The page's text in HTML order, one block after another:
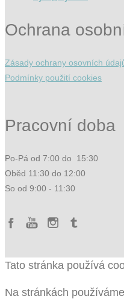
Ochrana
Zásady ochrany osovních
Podmínky použití cookies
Pracovní doba
Po-Pá od 7:00 do 15:30
Oběd 11:30 do 12:00
So od 9:00 - 11:30
Tato stránka používá
Na stránkách